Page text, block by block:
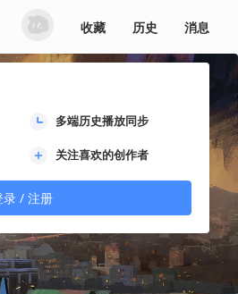
多端历史播放同步
关注喜欢的创作者
录 / 注册
收藏 历史 消息